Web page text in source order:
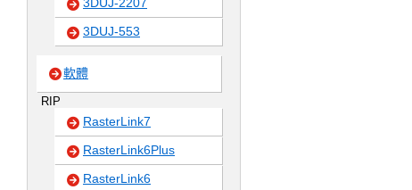
3DUJ-553
軟體
RIP
RasterLink7
RasterLink6Plus
RasterLink6